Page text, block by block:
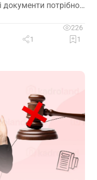
документи потрібно
підтвердити
226
1 1